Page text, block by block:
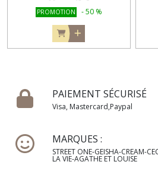
PROMOTION -50 %
PAIEMENT SÉCURISÉ
Visa, Mastercard,Paypal
MARQUES :
STREET ONE-GEISHA-CREAM-
LA VIE-AGATHE ET LOUISE